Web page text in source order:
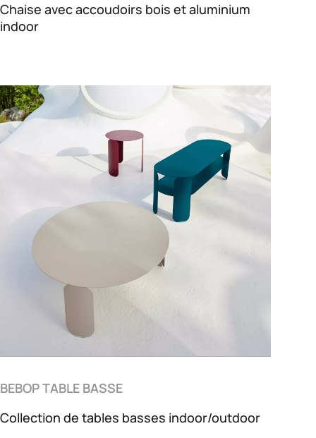
Chaise avec accoudoirs bois et aluminium
indoor
BEBOP TABLE BASSE
Collection de tables basses indoor/outdoor